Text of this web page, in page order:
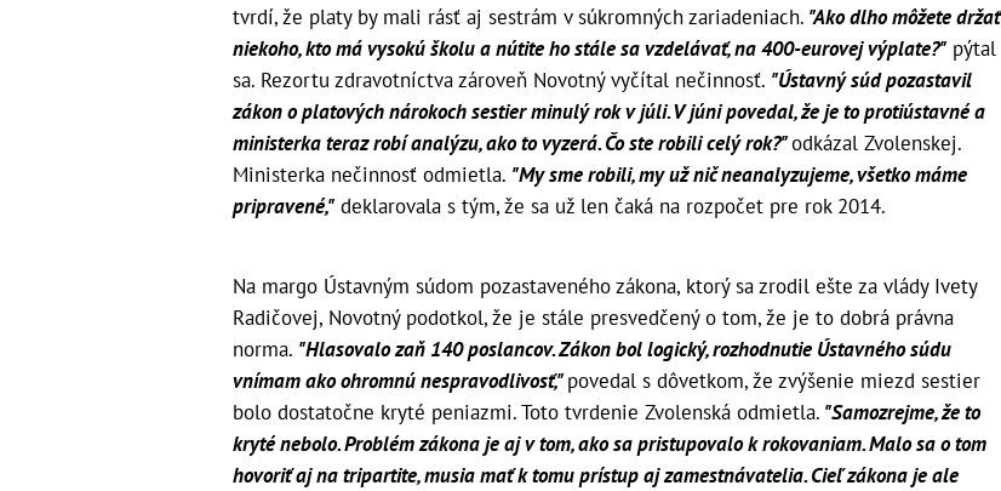
tvrdí, že platy by mali rásť aj sestrám v súkromných zariadeniach. "Ako dlho môžete držať
niekoho, kto má vysokú školu a nútite ho stále sa vzdelávať, na 400-eurovej výplate?" pýtal
sa. Rezortu zdravotníctva zároveň Novotný vyčítal nečinnosť. "Ústavný súd pozastavil
zákon o platových nárokoch sestier minulý rok v júli. V júni povedal, že je to protiústavné a
ministerka teraz robí analýzu, ako to vyzerá. Čo ste robili celý rok?"odkázal Zvolenskej.
Ministerka nečinnosť odmietla. "My sme robili, my už nič neanalyzujeme, všetko máme
pripravené," deklarovala s tým, že sa už len čaká na rozpočet pre rok 2014.
Na margo Ústavným súdom pozastaveného zákona, ktorý sa zrodil ešte za vlády Ivety
Radičovej, Novotný podotkol, že je stále presvedčený o tom, že je to dobrá právna
norma. "Hlasovalo zaň 140 poslancov. Zákon bol logický, rozhodnutie Ústavného súdu
vnímam ako ohromnú nespravodlivosť,"povedal s dôvetkom, že zvýšenie miezd sestier
bolo dostatočne kryté peniazmi. Toto tvrdenie Zvolenská odmietla. "Samozrejme, že to
kryté nebolo. Problém zákona je aj v tom, ako sa pristupovalo k rokovaniam. Malo sa o tom
hovoriť aj na tripartite, musia mať k tomu prístup aj zamestnávatelia. Cieľ zákona je ale